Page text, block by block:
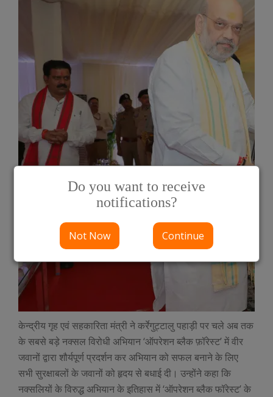
केन्द्रीय गृह एवं सहकारिता मंत्री ने कर्रेगुट्टालु पहाड़ी पर चले अब तक
के सबसे बड़े नक्सल विरोधी अभियान ‘ऑपरेशन ब्लैक फ़ॉरेस्ट’ में वीर
जवानों द्वारा शौर्यपूर्ण प्रदर्शन कर अभियान को सफल बनाने के लिए
सभी सुरक्षाबलों के जवानों को हृदय से बधाई दी। उन्होंने कहा कि
नक्सलियों के विरुद्ध अभियान के इतिहास में ‘ऑपरेशन ब्लैक फॉरेस्ट’ के
Do you want to receive
notifications?
Not Now Continue